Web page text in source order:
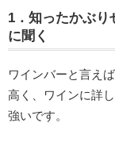
1．知ったかぶ
に聞く
ワインバーと言え
高く、ワインに詳
強いです。